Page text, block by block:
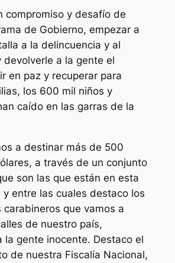
compromiso y desafío de
de Gobierno, empezar a
a la delincuencia y al
devolverle a la gente el
en paz y recuperar para
los 600 mil niños y
caído en las garras de la
a destinar más de 500
a través de un conjunto
son las que están en esta
y entre las cuales destaco los
carabineros que vamos a
de nuestro país,
la gente inocente. Destaco el
de nuestra Fiscalía Nacional,